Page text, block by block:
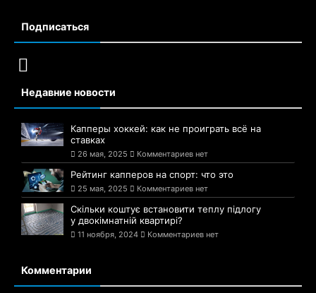
Подписаться
Недавние новости
Капперы хоккей: как не проиграть всё на
ставках
26 мая, 2025 Комментариев нет
Рейтинг капперов на спорт: что это
25 мая, 2025 Комментариев нет
Скільки коштує встановити теплу підлогу
у двокімнатній квартирі?
11 ноября, 2024 Комментариев нет
Комментарии